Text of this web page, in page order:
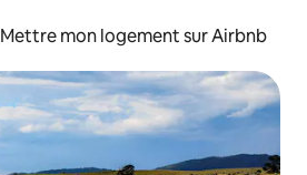
Mettre mon logement sur Airbnb